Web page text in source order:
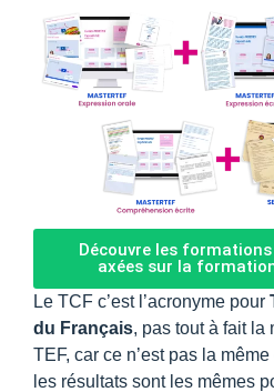
Découvre les formations
axées sur la
Le TCF c’est l’acronyme pour
du Français, pas tout à fait la
TEF, car ce n’est pas la
les résultats sont les mêmes